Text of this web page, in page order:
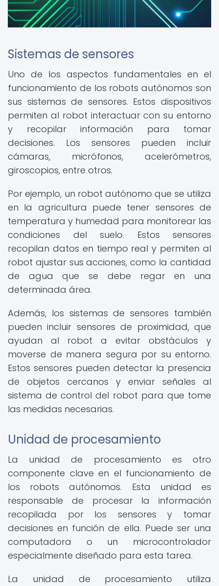
Sistemas de sensores
Uno de los aspectos fundamentales en el
funcionamiento de los robots autónomos son
sus sistemas de sensores. Estos dispositivos
permiten al robot interactuar con su entorno
y recopilar información para tomar
decisiones. Los sensores pueden incluir
cámaras, micrófonos, acelerómetros,
giroscopios, entre otros.
Por ejemplo, un robot autónomo que se utiliza
en la agricultura puede tener sensores de
temperatura y humedad para monitorear las
condiciones del suelo. Estos sensores
recopilan datos en tiempo real y permiten al
robot ajustar sus acciones, como la cantidad
de agua que se debe regar en una
determinada área.
Además, los sistemas de sensores también
pueden incluir sensores de proximidad, que
ayudan al robot a evitar obstáculos y
moverse de manera segura por su entorno.
Estos sensores pueden detectar la presencia
de objetos cercanos y enviar señales al
sistema de control del robot para que tome
las medidas necesarias.
Unidad de procesamiento
La unidad de procesamiento es otro
componente clave en el funcionamiento de
los robots autónomos. Esta unidad es
responsable de procesar la información
recopilada por los sensores y tomar
decisiones en función de ella. Puede ser una
computadora o un microcontrolador
especialmente diseñado para esta tarea.
La unidad de procesamiento utiliza